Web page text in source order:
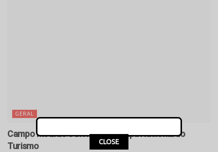
GERAL
Campo Mourão é incluído no Mapa Nacional do
Turismo
CLOSE